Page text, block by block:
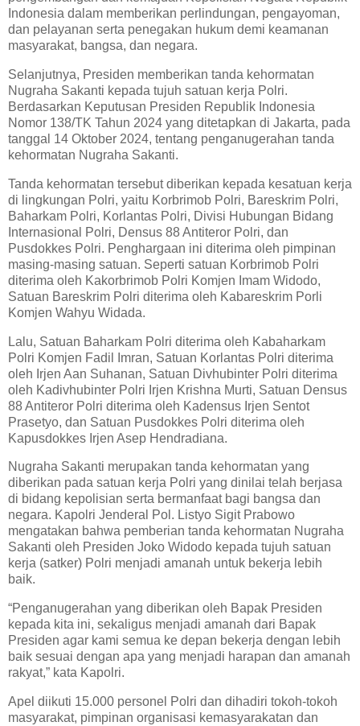
Indonesia dalam memberikan perlindungan, pengayoman,
dan pelayanan serta penegakan hukum demi keamanan
masyarakat, bangsa, dan negara.
Selanjutnya, Presiden memberikan tanda kehormatan
Nugraha Sakanti kepada tujuh satuan kerja Polri.
Berdasarkan Keputusan Presiden Republik Indonesia
Nomor 138/TK Tahun 2024 yang ditetapkan di Jakarta, pada
tanggal 14 Oktober 2024, tentang penganugerahan tanda
kehormatan Nugraha Sakanti.
Tanda kehormatan tersebut diberikan kepada kesatuan kerja
di lingkungan Polri, yaitu Korbrimob Polri, Bareskrim Polri,
Baharkam Polri, Korlantas Polri, Divisi Hubungan Bidang
Internasional Polri, Densus 88 Antiteror Polri, dan
Pusdokkes Polri. Penghargaan ini diterima oleh pimpinan
masing-masing satuan. Seperti satuan Korbrimob Polri
diterima oleh Kakorbrimob Polri Komjen Imam Widodo,
Satuan Bareskrim Polri diterima oleh Kabareskrim Porli
Komjen Wahyu Widada.
Lalu, Satuan Baharkam Polri diterima oleh Kabaharkam
Polri Komjen Fadil Imran, Satuan Korlantas Polri diterima
oleh Irjen Aan Suhanan, Satuan Divhubinter Polri diterima
oleh Kadivhubinter Polri Irjen Krishna Murti, Satuan Densus
88 Antiteror Polri diterima oleh Kadensus Irjen Sentot
Prasetyo, dan Satuan Pusdokkes Polri diterima oleh
Kapusdokkes Irjen Asep Hendradiana.
Nugraha Sakanti merupakan tanda kehormatan yang
diberikan pada satuan kerja Polri yang dinilai telah berjasa
di bidang kepolisian serta bermanfaat bagi bangsa dan
negara. Kapolri Jenderal Pol. Listyo Sigit Prabowo
mengatakan bahwa pemberian tanda kehormatan Nugraha
Sakanti oleh Presiden Joko Widodo kepada tujuh satuan
kerja (satker) Polri menjadi amanah untuk bekerja lebih
baik.
“Penganugerahan yang diberikan oleh Bapak Presiden
kepada kita ini, sekaligus menjadi amanah dari Bapak
Presiden agar kami semua ke depan bekerja dengan lebih
baik sesuai dengan apa yang menjadi harapan dan amanah
rakyat,” kata Kapolri.
Apel diikuti 15.000 personel Polri dan dihadiri tokoh-tokoh
masyarakat, pimpinan organisasi kemasyarakatan dan